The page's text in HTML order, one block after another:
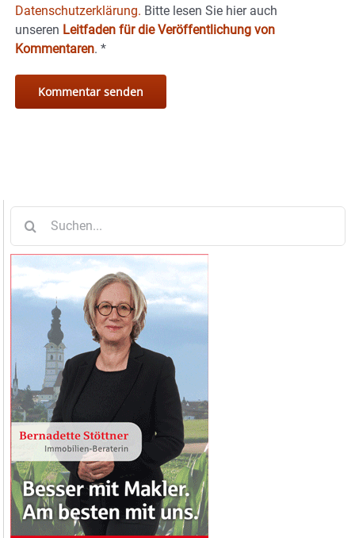
Datenschutzerklärung. Bitte lesen Sie hier auch
unseren Leitfaden für die Veröffentlichung von
Kommentaren. *
nach: